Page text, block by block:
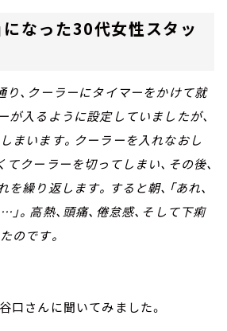
になった30代女性スタッ
り、クーラーにタイマーをかけて就
が入るように設定していましたが、
まいます。クーラーを入れなおし
てクーラーを切ってしまい、その後、
繰り返します。すると朝、「あれ、
。高熱、頭痛、倦怠感、そして下痢
のです。
口さんに聞いてみました。